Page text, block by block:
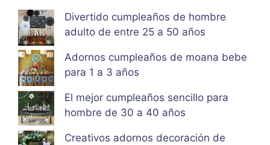
Divertido cumpleaños de hombre
adulto de entre 25 a 50 años
Adornos cumpleaños de moana bebe
para 1 a 3 años
El mejor cumpleaños sencillo para
hombre de 30 a 40 años
Creativos adornos decoración de